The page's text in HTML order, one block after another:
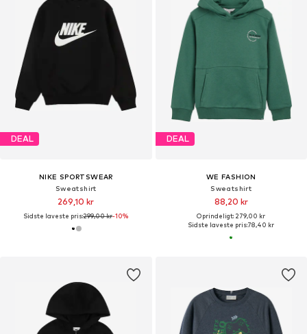
DEAL
NIKE SPORTSWEAR
Sweatshirt
269,10 kr
Sidste laveste pris:299,00 kr-10%
DEAL
WE FASHION
Sweatshirt
88,20 kr
Oprindeligt: 279,00 kr
Sidste laveste pris:78,40 kr